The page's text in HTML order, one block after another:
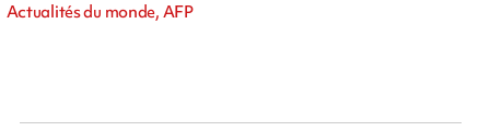
Actualités du monde, AFP